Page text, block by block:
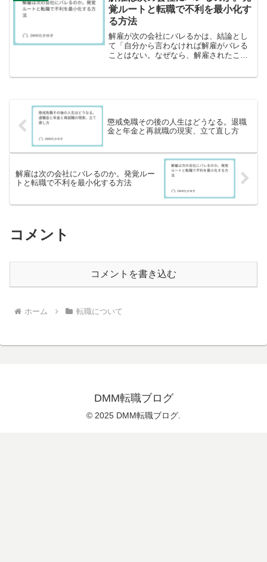
せば、派遣は社会復帰の...
覚ルートと転職で不利を最小化す
る方法
解雇が次の会社にバレるかは、結論とし
て「自分から言わなければ解雇がバレる
ことはない。なぜなら、解雇されたこと
懲戒免職その後の人生はどうなる。退職
金と年金と再就職の現実、立て直し方
解雇は次の会社にバレるのか。発覚ルー
トと転職で不利を最小化する方法
コメント
コメントを書き込む
ホーム 転職について
DMM転職ブログ
© 2025 DMM転職ブログ.